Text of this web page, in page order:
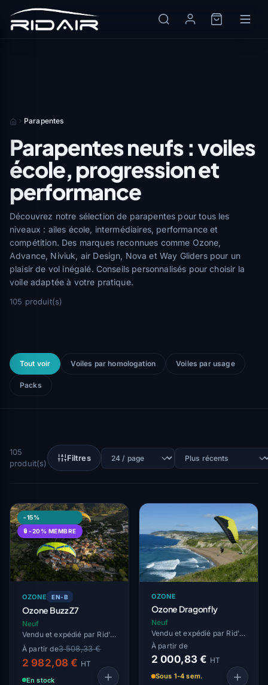
Parapentes
Parapentes neufs : voiles
école, progression et
performance
Découvrez notre sélection de parapentes pour tous les
niveaux : ailes école, intermédiaires, performance et
compétition. Des marques reconnues comme Ozone,
Advance, Niviuk, air Design, Nova et Way Gliders pour un
plaisir de vol inégalé. Conseils personnalisés pour choisir la
voile adaptée à votre pratique.
105 produit(s)
Tout voir Voiles par homologation Voiles par usage
Packs
105
produit(s)
Filtres
-15%
🔒 -20% MEMBRE
OZONE EN-B
Ozone Buzz Z7
Neuf
Vendu et expédié par Rid'Air
À partir de3 508,33 €
2 982,08 € HT
En stock
OZONE
Ozone Dragonfly
Neuf
Vendu et expédié par Rid'Air
À partir de
2 000,83 € HT
Sous 1-4 sem.